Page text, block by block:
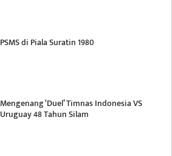
PSMS di Piala Suratin 1980
Mengenang ‘Duel’ Timnas Indonesia VS
Uruguay 48 Tahun Silam